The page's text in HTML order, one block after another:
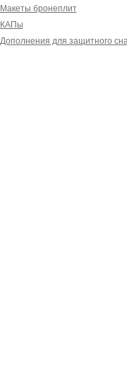
Макеты бронеплит
КАПы
Дополнения для защитного